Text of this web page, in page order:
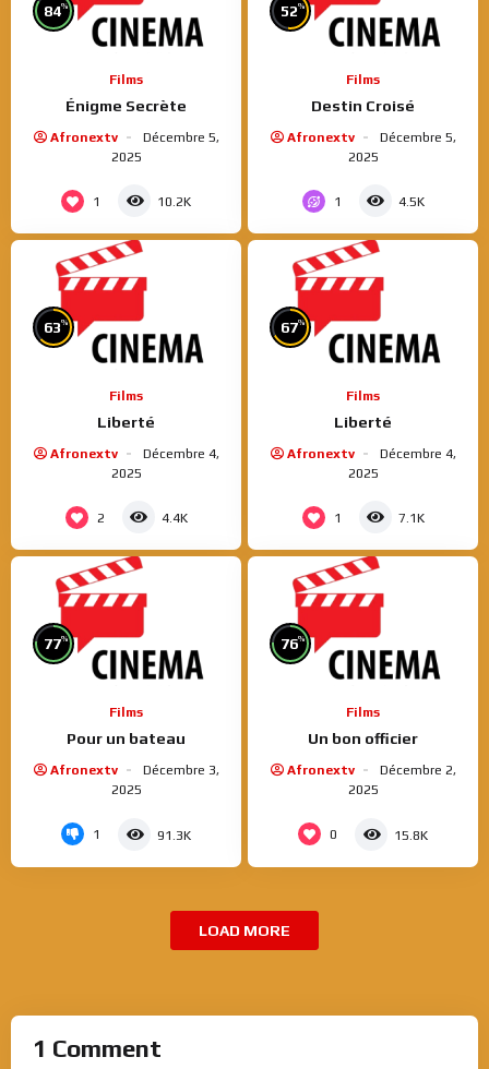
84%
Films
Énigme Secrète
Afronextv
Décembre 5,
2025
1 10.2K
52%
Films
Destin Croisé
Afronextv
Décembre 5,
2025
1 4.5K
63%
Films
Liberté
Afronextv
Décembre 4,
2025
2 4.4K
67%
Films
Liberté
Afronextv
Décembre 4,
2025
1 7.1K
77%
Films
Pour un bateau
Afronextv
Décembre 3,
2025
1 91.3K
76%
Films
Un bon officier
Afronextv
Décembre 2,
2025
0 15.8K
LOAD MORE
1 Comment